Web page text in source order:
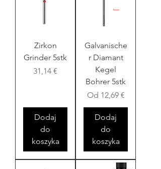
Zirkon
Grinder 5stk
Cena
31,14 €
Dodaj
do
koszyka
Galvanische
r Diamant
Kegel
Bohrer 5stk
Od 12,69 €
Cena rabatowa
Dodaj
do
koszyka